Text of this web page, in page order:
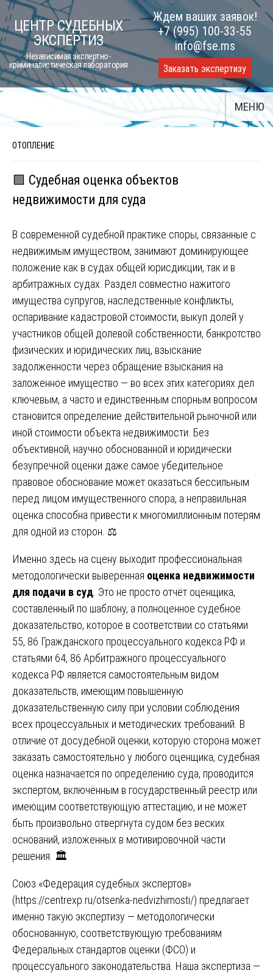
Skip
to
content
ЦЕНТР СУДЕБНЫХ
ЭКСПЕРТИЗ
Независимая экспертно-
криминалистическая лаборатория
Ждем ваших заявок!
+7 (995) 100-33-55
info@fse.ms
Заказать экспертизу
МЕНЮ
ОТОПЛЕНИЕ
🟩 Судебная оценка объектов
недвижимости для суда
В современной судебной практике споры, связанные с
недвижимым имуществом, занимают доминирующее
положение как в судах общей юрисдикции, так и в
арбитражных судах. Раздел совместно нажитого
имущества супругов, наследственные конфликты,
оспаривание кадастровой стоимости, выкуп долей у
участников общей долевой собственности, банкротство
физических и юридических лиц, взыскание
задолженности через обращение взыскания на
заложенное имущество — во всех этих категориях дел
ключевым, а часто и единственным спорным вопросом
становится определение действительной рыночной или
иной стоимости объекта недвижимости. Без
объективной, научно обоснованной и юридически
безупречной оценки даже самое убедительное
правовое обоснование может оказаться бессильным
перед лицом имущественного спора, а неправильная
оценка способна привести к многомиллионным потерям
для одной из сторон. ⚖️
Именно здесь на сцену выходит профессиональная
методологически выверенная оценка недвижимости
для подачи в суд . Это не просто отчёт оценщика,
составленный по шаблону, а полноценное судебное
доказательство, которое в соответствии со статьями
55, 86 Гражданского процессуального кодекса РФ и
статьями 64, 86 Арбитражного процессуального
кодекса РФ является самостоятельным видом
доказательств, имеющим повышенную
доказательственную силу при условии соблюдения
всех процессуальных и методических требований. В
отличие от досудебной оценки, которую сторона может
заказать самостоятельно у любого оценщика, судебная
оценка назначается по определению суда, проводится
экспертом, включённым в государственный реестр или
имеющим соответствующую аттестацию, и не может
быть произвольно отвергнута судом без веских
оснований, изложенных в мотивировочной части
решения. 🏛️
Союз «Федерация судебных экспертов»
(https://centrexp.ru/otsenka-nedvizhimosti/) предлагает
именно такую экспертизу — методологически
обоснованную, соответствующую требованиям
Федеральных стандартов оценки (ФСО) и
процессуального законодательства. Наша экспертиза —